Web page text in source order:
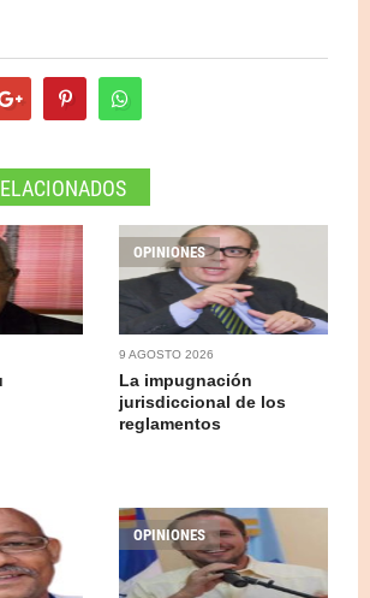
OPINIONES
9 AGOSTO 2026
La impugnación
jurisdiccional de los
reglamentos
OPINIONES